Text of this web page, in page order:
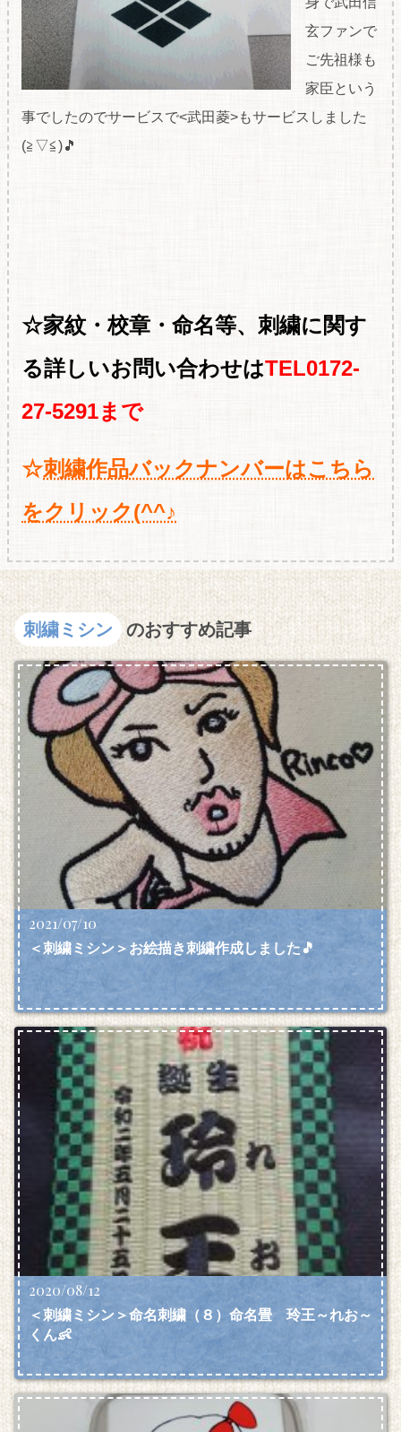
玄ファンで
ご先祖様も
家臣という
事でしたのでサービスで<武田菱>もサービスしました
(≧▽≦)🎵
☆家紋・校章・命名等、刺繍に関す
る詳しいお問い合わせはTEL0172-
27-5291まで
☆刺繍作品バックナンバーはこちら
をクリック(^^♪
刺繍ミシン のおすすめ記事
2021/07/10
＜刺繍ミシン＞お絵描き刺繍作成しました🎵
2020/08/12
＜刺繍ミシン＞命名刺繍（８）命名畳 玲王～れお～
くん👶